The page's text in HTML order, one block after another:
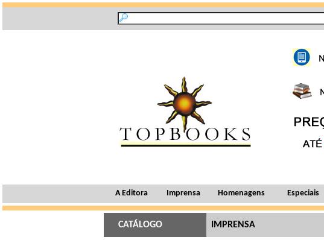
A Editora Imprensa Homenagens Especiais
CATÁLOGO IMPRENSA